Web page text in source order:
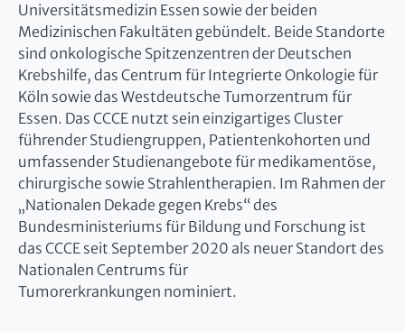
Universitätsmedizin Essen sowie der beiden
Medizinischen Fakultäten gebündelt. Beide Standorte
sind onkologische Spitzenzentren der Deutschen
Krebshilfe, das Centrum für Integrierte Onkologie für
Köln sowie das Westdeutsche Tumorzentrum für
Essen. Das CCCE nutzt sein einzigartiges Cluster
führender Studiengruppen, Patientenkohorten und
umfassender Studienangebote für medikamentöse,
chirurgische sowie Strahlentherapien. Im Rahmen der
„Nationalen Dekade gegen Krebs“ des
Bundesministeriums für Bildung und Forschung ist
das CCCE seit September 2020 als neuer Standort des
Nationalen Centrums für
Tumorerkrankungen nominiert.